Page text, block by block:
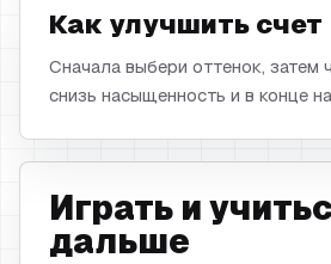
Как улучшить счет
Сначала выбери оттенок, затем
снизь насыщенность и в конце
Играть и
дальше